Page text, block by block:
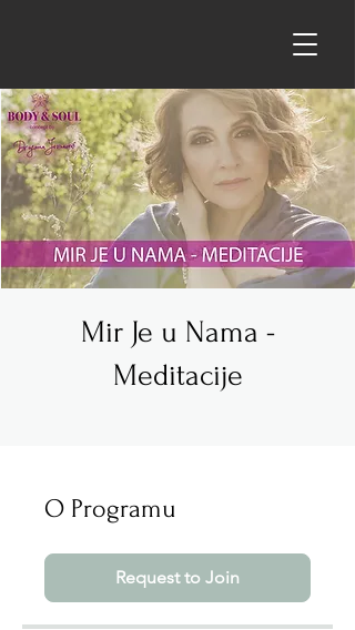
Mir Je u Nama -
Meditacije
O Programu
Request to Join